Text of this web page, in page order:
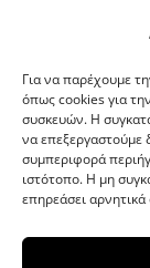
Για να παρέχουμε
όπως cookies για
συσκευών. Η
να
συμπεριφορά
ιστότοπο. Η μη
επηρεάσει αρνητικά
G-point.gr